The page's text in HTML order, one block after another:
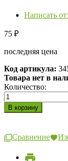
Написать
75 ₽
последняя цена
Код артикула:
Товара нет в
Количество:
Сравнение